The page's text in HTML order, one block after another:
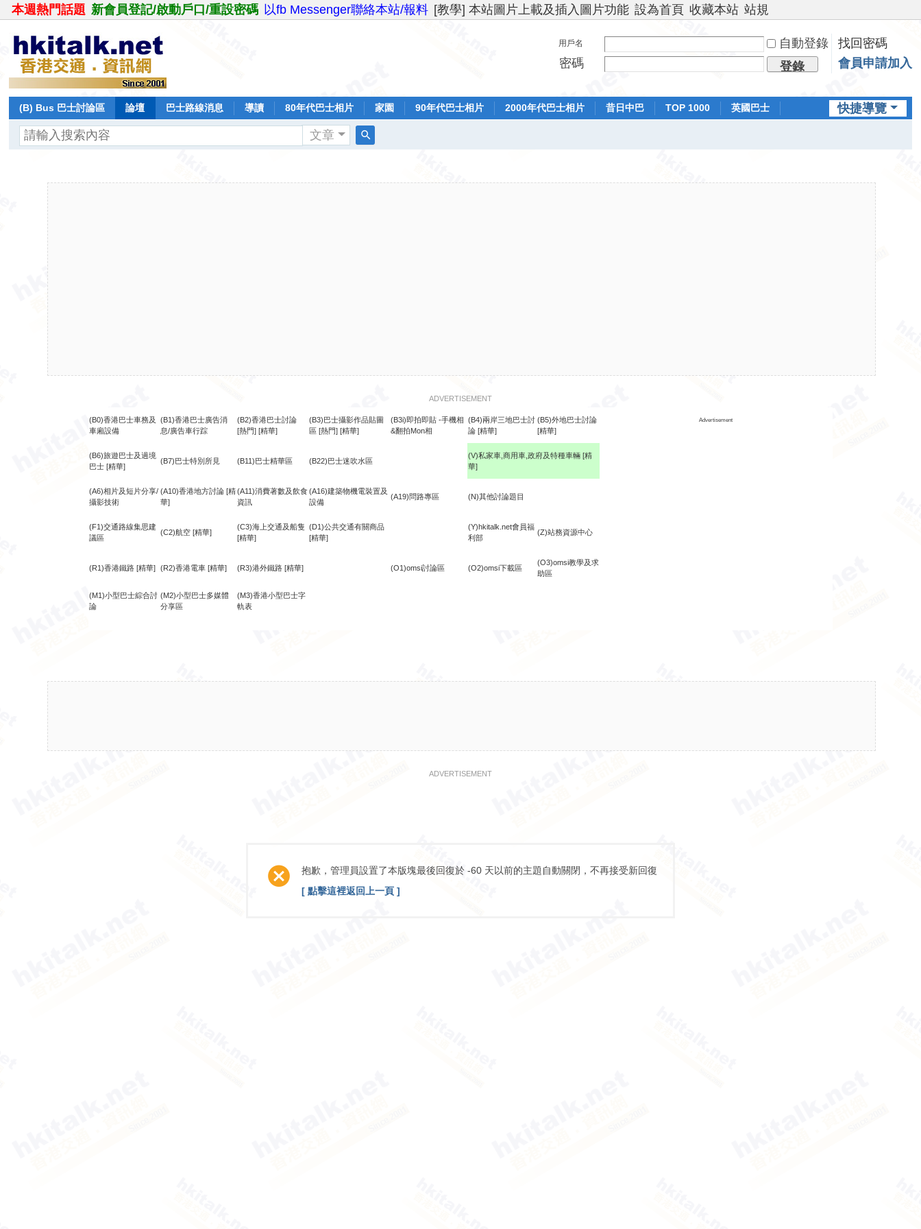
本週熱門話題 新會員登記/啟動戶口/重設密碼 以fb Messenger聯絡本站/報料 [教學] 本站圖片上載及插入圖片功能 設為首頁 收藏本站 站規
用戶名 自動登錄
找回密碼
密碼
登錄 會員申請加入
快捷導覽
(B) Bus 巴士討論區 論壇 巴士路線消息 導讀 80年代巴士相片 家園 90年代巴士相片 2000年代巴士相片 昔日中巴 TOP 1000
英國巴士
文章
ADVERTISEMENT
(B0)香港巴士車務及
車廂設備
(B1)香港巴士廣告消
息/廣告車行踪
(B2)香港巴士討論
[熱門] [精華]
(B3)巴士攝影作品貼圖
區 [熱門] [精華]
(B3i)即拍即貼 -手機相
&翻拍Mon相
(B4)兩岸三地巴士討
論 [精華]
(B5)外地巴士討論
[精華]
Advertisement
(B6)旅遊巴士及過境
巴士 [精華]
(B7)巴士特別所見 (B11)巴士精華區 (B22)巴士迷吹水區
(V)私家車,商用車,政府及特種車輛 [精
華]
(A6)相片及短片分享/
攝影技術
(A10)香港地方討論 [精
華]
(A11)消費著數及飲食
資訊
(A16)建築物機電裝置及
設備
(A19)問路專區 (N)其他討論題目
(F1)交通路線集思建
議區
(C2)航空 [精華]
(C3)海上交通及船隻
[精華]
(D1)公共交通有關商品
[精華]
(Y)hkitalk.net會員福
利部
(Z)站務資源中心
(R1)香港鐵路 [精華] (R2)香港電車 [精華] (R3)港外鐵路 [精華] (O1)omsi討論區 (O2)omsi下載區
(O3)omsi教學及求
助區
(M1)小型巴士綜合討
論
(M2)小型巴士多媒體
分享區
(M3)香港小型巴士字
軌表
ADVERTISEMENT
抱歉，管理員設置了本版塊最後回復於 -60 天以前的主題自動關閉，不再接受新回復
[ 點擊這裡返回上一頁 ]